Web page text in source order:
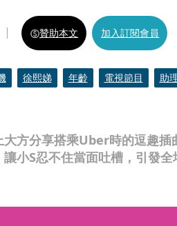
大方分享搭乘Uber時的逗趣
讓小S忍不住當面吐槽，引發
贊助本文 加入訂閱會員
徐熙娣 年齡 電視節目 助